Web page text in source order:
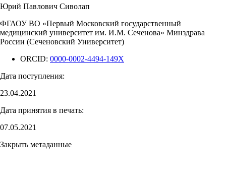
Юрий Павлович Сиволап
ФГАОУ ВО «Первый Московский государственный
медицинский университет им. И.М. Сеченова» Минздрава
России (Сеченовский Университет)
ORCID: 0000-0002-4494-149X
Дата поступления:
23.04.2021
Дата принятия в печать:
07.05.2021
Закрыть метаданные